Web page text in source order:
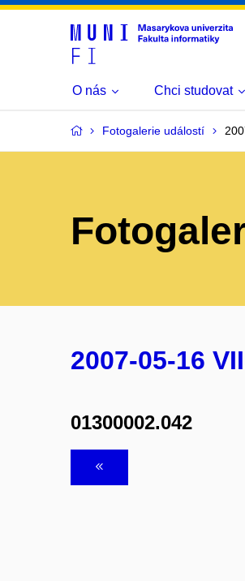
O nás Chci studovat
Fotogalerie událostí
2007-05-16
01300002.042